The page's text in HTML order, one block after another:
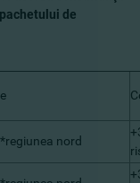
de
nord